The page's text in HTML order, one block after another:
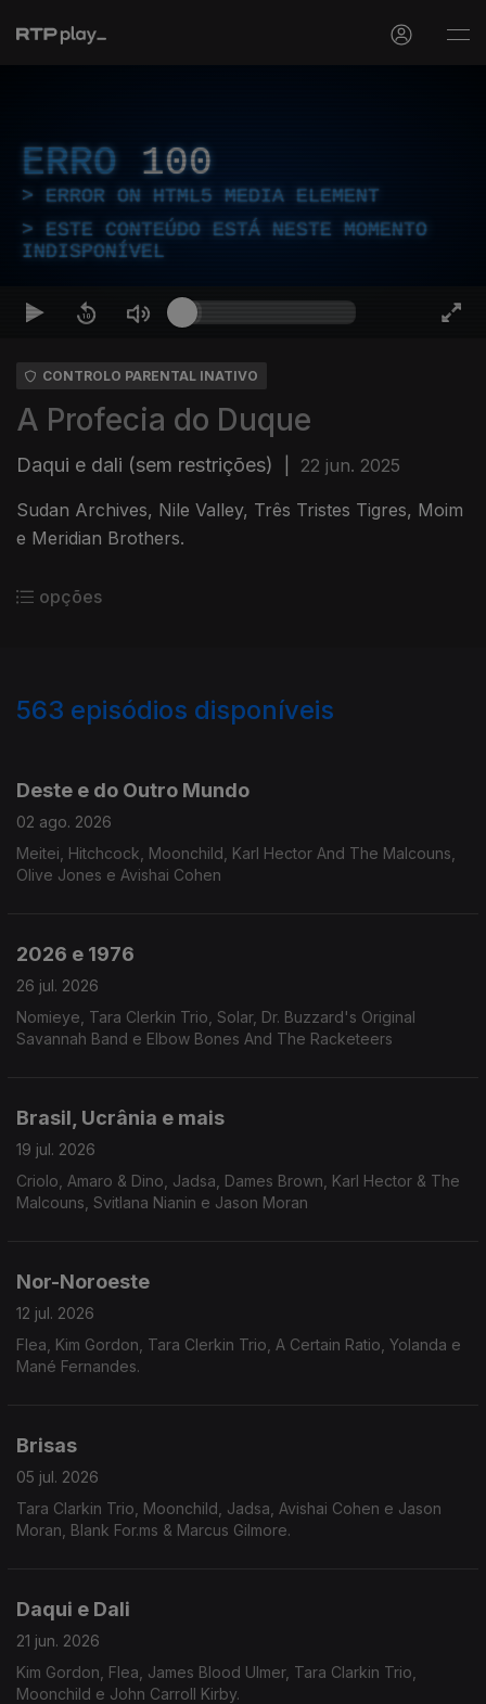
ERRO 100
ERROR ON HTML5 MEDIA ELEMENT
ESTE CONTEÚDO ESTÁ NESTE MOMENTO
INDISPONÍVEL
CONTROLO PARENTAL INATIVO
A Profecia do Duque
Daqui e dali (sem restrições) 22 jun. 2025
Sudan Archives, Nile Valley, Três Tristes Tigres, Moim
e Meridian Brothers.
opções
563 episódios disponíveis
Deste e do Outro Mundo
02 ago. 2026
Meitei, Hitchcock, Moonchild, Karl Hector And The Malcouns,
Olive Jones e Avishai Cohen
2026 e 1976
26 jul. 2026
Nomieye, Tara Clerkin Trio, Solar, Dr. Buzzard's Original
Savannah Band e Elbow Bones And The Racketeers
Brasil, Ucrânia e mais
19 jul. 2026
Criolo, Amaro & Dino, Jadsa, Dames Brown, Karl Hector & The
Malcouns, Svitlana Nianin e Jason Moran
Nor-Noroeste
12 jul. 2026
Flea, Kim Gordon, Tara Clerkin Trio, A Certain Ratio, Yolanda e
Mané Fernandes.
Brisas
05 jul. 2026
Tara Clarkin Trio, Moonchild, Jadsa, Avishai Cohen e Jason
Moran, Blank For.ms & Marcus Gilmore.
Daqui e Dali
21 jun. 2026
Kim Gordon, Flea, James Blood Ulmer, Tara Clarkin Trio,
Moonchild e John Carroll Kirby.